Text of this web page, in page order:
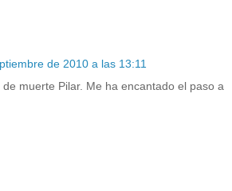
de 2010 a las 13:11
muerte Pilar. Me ha encantado el paso a